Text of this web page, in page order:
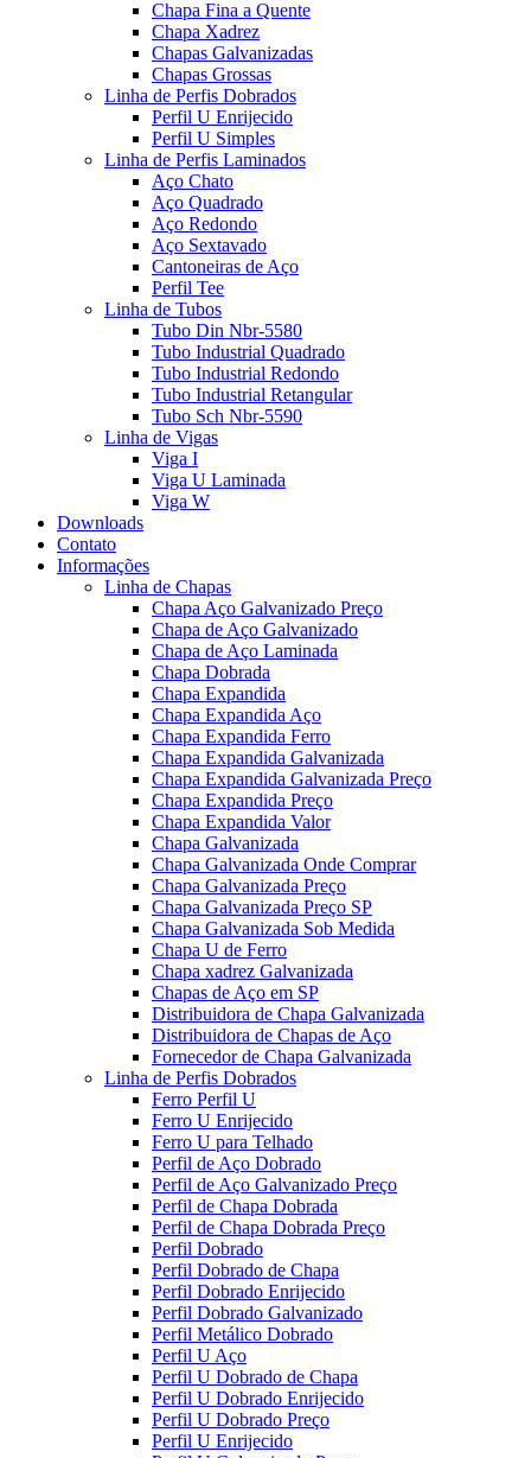
Chapa Fina a Quente
Chapa Xadrez
Chapas Galvanizadas
Chapas Grossas
Linha de Perfis Dobrados
Perfil U Enrijecido
Perfil U Simples
Linha de Perfis Laminados
Aço Chato
Aço Quadrado
Aço Redondo
Aço Sextavado
Cantoneiras de Aço
Perfil Tee
Linha de Tubos
Tubo Din Nbr-5580
Tubo Industrial Quadrado
Tubo Industrial Redondo
Tubo Industrial Retangular
Tubo Sch Nbr-5590
Linha de Vigas
Viga I
Viga U Laminada
Viga W
Downloads
Contato
Informações
Linha de Chapas
Chapa Aço Galvanizado Preço
Chapa de Aço Galvanizado
Chapa de Aço Laminada
Chapa Dobrada
Chapa Expandida
Chapa Expandida Aço
Chapa Expandida Ferro
Chapa Expandida Galvanizada
Chapa Expandida Galvanizada Preço
Chapa Expandida Preço
Chapa Expandida Valor
Chapa Galvanizada
Chapa Galvanizada Onde Comprar
Chapa Galvanizada Preço
Chapa Galvanizada Preço SP
Chapa Galvanizada Sob Medida
Chapa U de Ferro
Chapa xadrez Galvanizada
Chapas de Aço em SP
Distribuidora de Chapa Galvanizada
Distribuidora de Chapas de Aço
Fornecedor de Chapa Galvanizada
Linha de Perfis Dobrados
Ferro Perfil U
Ferro U Enrijecido
Ferro U para Telhado
Perfil de Aço Dobrado
Perfil de Aço Galvanizado Preço
Perfil de Chapa Dobrada
Perfil de Chapa Dobrada Preço
Perfil Dobrado
Perfil Dobrado de Chapa
Perfil Dobrado Enrijecido
Perfil Dobrado Galvanizado
Perfil Metálico Dobrado
Perfil U Aço
Perfil U Dobrado de Chapa
Perfil U Dobrado Enrijecido
Perfil U Dobrado Preço
Perfil U Enrijecido